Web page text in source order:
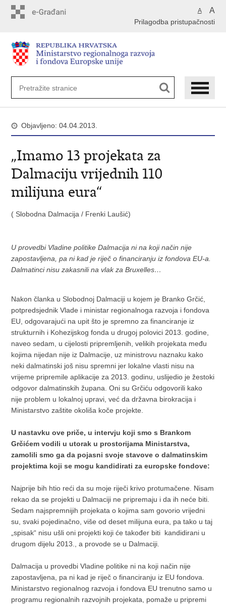
A A
Prilagodba pristupačnosti
Objavljeno: 04.04.2013.
„Imamo 13 projekata za
Dalmaciju vrijednih 110
milijuna eura“
( Slobodna Dalmacija / Frenki Laušić)
U provedbi Vladine politike Dalmacija ni na koji način nije
zapostavljena, pa ni kad je riječ o financiranju iz fondova EU-a.
Dalmatinci nisu zakasnili na vlak za Bruxelles…
Nakon članka u Slobodnoj Dalmaciji u kojem je Branko Grčić,
potpredsjednik Vlade i ministar regionalnoga razvoja i fondova
EU, odgovarajući na upit što je spremno za financiranje iz
strukturnih i Kohezijskog fonda u drugoj polovici 2013. godine,
naveo sedam, u cijelosti pripremljenih, velikih projekata među
kojima nijedan nije iz Dalmacije, uz ministrovu naznaku kako
neki dalmatinski još nisu spremni jer lokalne vlasti nisu na
vrijeme pripremile aplikacije za 2013. godinu, uslijedio je žestoki
odgovor dalmatinskih župana. Oni su Grčiću odgovorili kako
nije problem u lokalnoj upravi, već da državna birokracija i
Ministarstvo zaštite okoliša koče projekte.
U nastavku ove priče, u intervju koji smo s Brankom
Grčićem vodili u utorak u prostorijama Ministarstva,
zamolili smo ga da pojasni svoje stavove o dalmatinskim
projektima koji se mogu kandidirati za europske fondove:
Najprije bih htio reći da su moje riječi krivo protumačene. Nisam
rekao da se projekti u Dalmaciji ne pripremaju i da ih neće biti.
Sedam najspremnijih projekata o kojima sam govorio vrijedni
su, svaki pojedinačno, više od deset milijuna eura, pa tako u taj
„spisak“ nisu ušli oni projekti koji će također biti kandidirani u
drugom dijelu 2013., a provode se u Dalmaciji.
Dalmacija u provedbi Vladine politike ni na koji način nije
zapostavljena, pa ni kad je riječ o financiranju iz EU fondova.
Ministarstvo regionalnog razvoja i fondova EU trenutno samo u
programu regionalnih razvojnih projekata, pomaže u pripremi